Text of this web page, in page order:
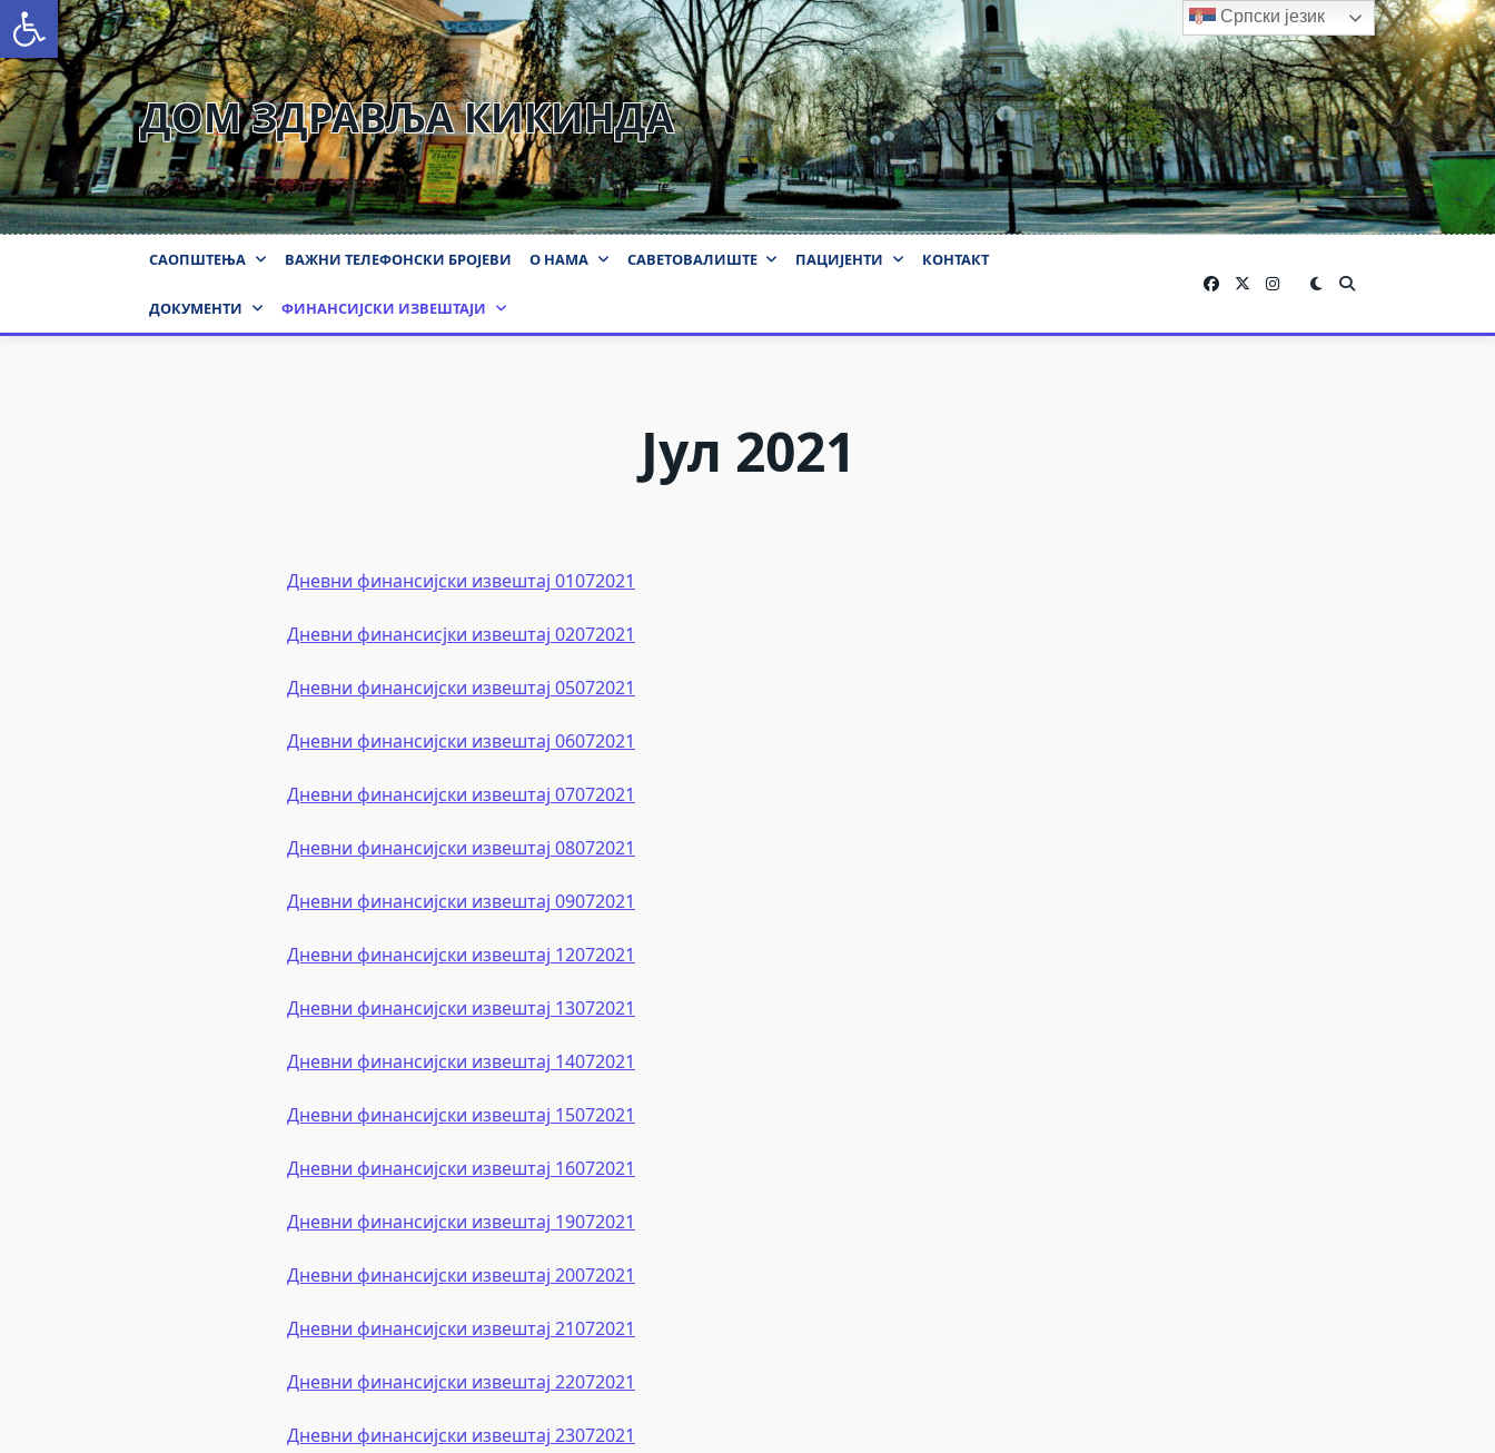
Skip
to
content
ДОМ ЗДРАВЉА КИКИНДА
САОПШТЕЊА ВАЖНИ ТЕЛЕФОНСКИ БРОЈЕВИ О НАМА САВЕТОВАЛИШТЕ ПАЦИЈЕНТИ КОНТАКТ
ДОКУМЕНТИ ФИНАНСИЈСКИ ИЗВЕШТАЈИ
Јул 2021
Дневни финансијски извештај 01072021
Дневни финансисјки извештај 02072021
Дневни финансијски извештај 05072021
Дневни финансијски извештај 06072021
Дневни финансијски извештај 07072021
Дневни финансијски извештај 08072021
Дневни финансијски извештај 09072021
Дневни финансијски извештај 12072021
Дневни финансијски извештај 13072021
Дневни финансијски извештај 14072021
Дневни финансијски извештај 15072021
Дневни финансијски извештај 16072021
Дневни финансијски извештај 19072021
Дневни финансијски извештај 20072021
Дневни финансијски извештај 21072021
Дневни финансијски извештај 22072021
Дневни финансијски извештај 23072021
Српски језик